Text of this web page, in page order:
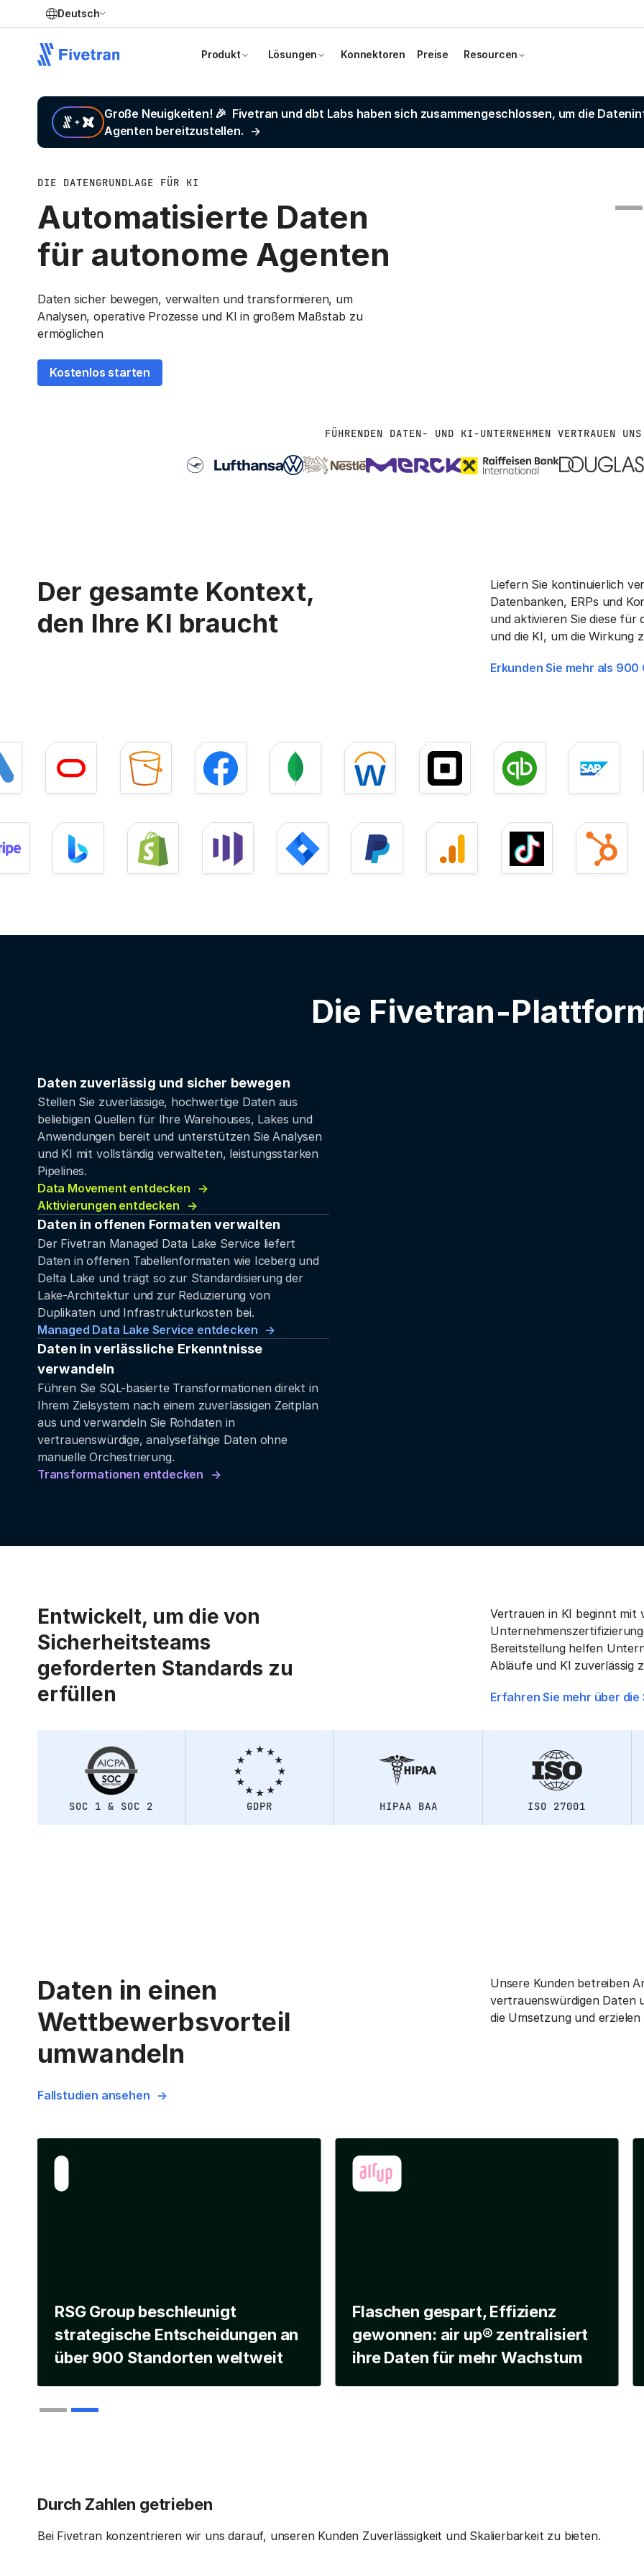
Deutsch
Produkt Lösungen Konnektoren Preise Resourcen
Große Neuigkeiten! 🎉 Fivetran und dbt Labs haben sich zusammengeschlossen, um die
Agenten bereitzustellen.
DIE DATENGRUNDLAGE FÜR KI
Automatisierte Daten
für autonome Agenten
Daten sicher bewegen, verwalten und transformieren, um
Analysen, operative Prozesse und KI in großem Maßstab zu
ermöglichen
Kostenlos starten
FÜHRENDEN DATEN- UND KI-UNTERNEHMEN VERTRAUEN UNS
Der gesamte Kontext,
den Ihre KI braucht
Liefern Sie kontinuierlich
Datenbanken, ERPs und
und aktivieren Sie diese für
und die KI, um die Wirkung
Erkunden Sie mehr als
Die Fivetran-
Daten zuverlässig und sicher bewegen
Stellen Sie zuverlässige, hochwertige Daten aus
beliebigen Quellen für Ihre Warehouses, Lakes und
Anwendungen bereit und unterstützen Sie Analysen
und KI mit vollständig verwalteten, leistungsstarken
Pipelines.
Data Movement entdecken
Aktivierungen entdecken
Daten in offenen Formaten verwalten
Der Fivetran Managed Data Lake Service liefert
Daten in offenen Tabellenformaten wie Iceberg und
Delta Lake und trägt so zur Standardisierung der
Lake-Architektur und zur Reduzierung von
Duplikaten und Infrastrukturkosten bei.
Managed Data Lake Service entdecken
Daten in verlässliche Erkenntnisse
verwandeln
Führen Sie SQL-basierte Transformationen direkt in
Ihrem Zielsystem nach einem zuverlässigen Zeitplan
aus und verwandeln Sie Rohdaten in
vertrauenswürdige, analysefähige Daten ohne
manuelle Orchestrierung.
Transformationen entdecken
Entwickelt, um die von
Sicherheitsteams
geforderten Standards zu
erfüllen
Vertrauen in KI beginnt mit
Bereitstellung helfen
Abläufe und KI zuverlässig
Erfahren Sie mehr über
SOC 1 & SOC 2 GDPR HIPAA BAA ISO 27001
Daten in einen
Wettbewerbsvorteil
umwandeln
Fallstudien ansehen
Unsere Kunden betreiben
vertrauenswürdigen Daten
die Umsetzung und
RSG Group beschleunigt
strategische Entscheidungen an
über 900 Standorten weltweit
Flaschen gespart, Effizienz
gewonnen: air up® zentralisiert
ihre Daten für mehr Wachstum
Durch Zahlen getrieben
Bei Fivetran konzentrieren wir uns darauf, unseren Kunden Zuverlässigkeit und Skalierbarkeit zu bieten.